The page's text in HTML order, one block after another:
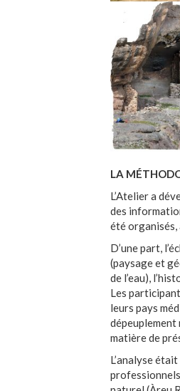
LA
L’Atelier a
des
été organisés,
D’une part,
(paysage et
de l’eau),
Les
leurs pays
dépeuplement
matière de
L’analyse